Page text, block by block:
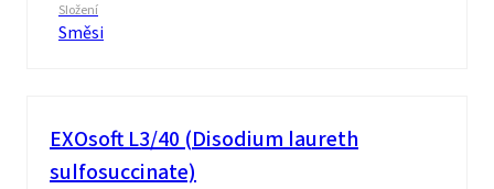
Složení
Směsi
EXOsoft L3/40 (Disodium laureth
sulfosuccinate)